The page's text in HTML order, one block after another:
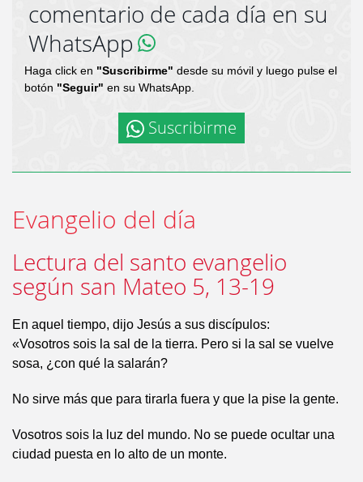
comentario de cada día en su
WhatsApp
Haga click en "Suscribirme" desde su móvil y luego pulse el
botón "Seguir" en su WhatsApp.
Suscribirme
Evangelio del día
Lectura del santo evangelio
según san Mateo 5, 13-19
En aquel tiempo, dijo Jesús a sus discípulos:
«Vosotros sois la sal de la tierra. Pero si la sal se vuelve
sosa, ¿con qué la salarán?
No sirve más que para tirarla fuera y que la pise la gente.
Vosotros sois la luz del mundo. No se puede ocultar una
ciudad puesta en lo alto de un monte.